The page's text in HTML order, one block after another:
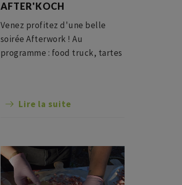
AFTER'KOCH
Venez profitez d'une belle
soirée Afterwork ! Au
programme : food truck, tartes
Lire la suite